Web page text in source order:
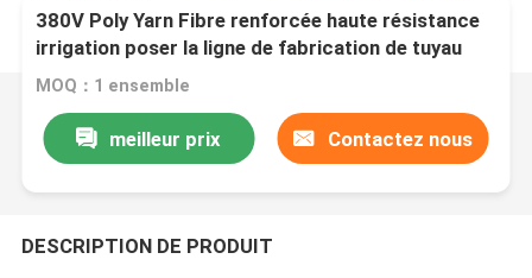
380V Poly Yarn Fibre renforcée haute résistance
irrigation poser la ligne de fabrication de tuyau
plat machine de production
MOQ：1 ensemble
meilleur prix Contactez nous
DESCRIPTION DE PRODUIT